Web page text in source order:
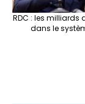
RDC : les
dans le